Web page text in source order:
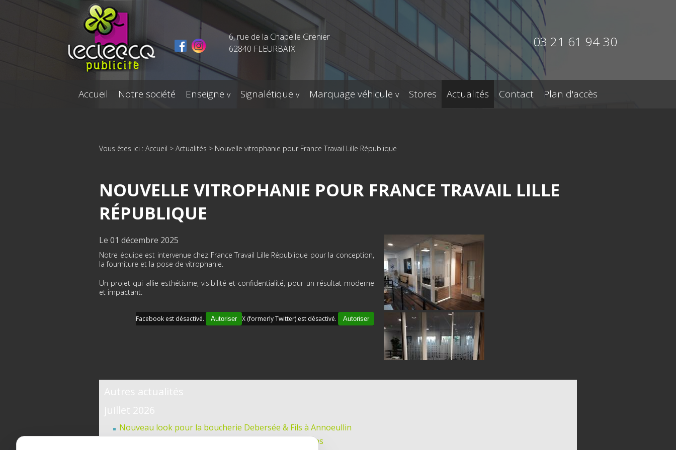
6, rue de la Chapelle Grenier
62840 FLEURBAIX
03 21 61 94 30
Accueil Notre société Enseigne Signalétique Marquage véhicule Stores Actualités Contact Plan d'accès
Vous êtes ici : Accueil > Actualités > Nouvelle vitrophanie pour France Travail Lille République
NOUVELLE VITROPHANIE POUR FRANCE TRAVAIL LILLE
RÉPUBLIQUE
Le 01 décembre 2025
Notre équipe est intervenue chez France Travail Lille République pour la conception,
la fourniture et la pose de vitrophanie.
Un projet qui allie esthétisme, visibilité et confidentialité, pour un résultat moderne
et impactant.
X (formerly Twitter) est désactivé. Autoriser
Facebook est désactivé. Autoriser
Autres actualités
juillet 2026
Nouveau look pour la boucherie Debersée & Fils à Annoeullin
Enseigne lumineuse pour O'Scotland à Malo-les-Bains
Panneau de gestion des cookies